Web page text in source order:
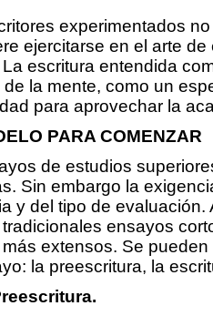
experimentados
ejercitarse en el arte
escritura entendida
de la mente, como un
para aprovechar la
PARA COMENZAR
de estudios
Sin embargo la
y del tipo de
ensayos
extensos. Se
la preescritura, la